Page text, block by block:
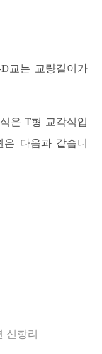
교는 교량길이가
은 T형 교각식입
다음과 같습니
신항리